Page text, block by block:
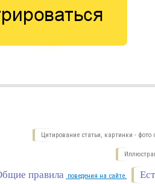
Цитирование статьи, картинки - фото
правила поведения на сайте.